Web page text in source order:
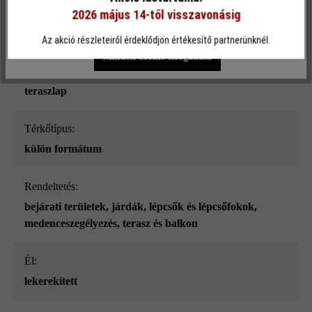
Terhelhetőség:
csak gyalogos közlekedésre
teraszlap
Térkőtípus:
külön formátum
Rendeltetés:
bejárati területek, járdák, lépcsők és lépcsőfokok,
medenceszegélyezés, terasz és balkon
él:
lekerekített
Csak funkcionális cookie elfogadása
Minden cookie elfogadása
2026 május 14-től visszavonásig
Az akció részleteiről érdeklődjön értékesítő partnerünknél.